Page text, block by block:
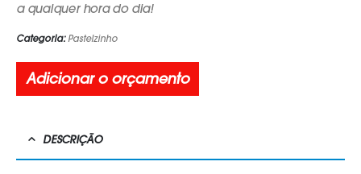
a qualquer hora do dia!
Categoria:Pastelzinho
Adicionar o orçamento
DESCRIÇÃO